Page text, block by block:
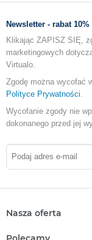
Newsletter - rabat 10%
Klikając ZAPISZ SIĘ,
marketingowych
Virtualo.
Zgodę można wycofać
Polityce Prywatności
Wycofanie zgody nie
dokonanego przed jej
Nasza oferta